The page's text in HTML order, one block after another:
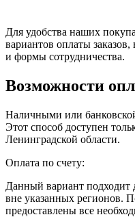
Для удобства наших
вариантов оплаты
и формы сотрудничества.
Возможности
Наличными или
Этот способ доступен
Ленинградской области.
Оплата по счету:
Данный вариант подходит
вне указанных регионов.
предоставлены все